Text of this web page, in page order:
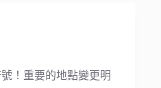
！重要的地點變更明